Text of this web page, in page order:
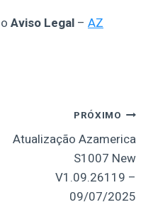
Aviso Legal – AZ
PRÓXIMO
Atualização Azamerica
S1007 New
V1.09.26119 –
09/07/2025